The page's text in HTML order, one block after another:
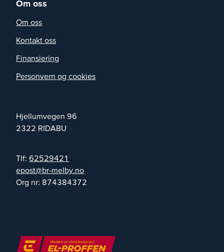
Hjellumvegen 96
2322 RIDABU
Tlf: 62529421
on.yblem-rb@tsope
Org nr: 874384372
Om oss
Om oss
Kontakt oss
Finansiering
Personvern og cookies